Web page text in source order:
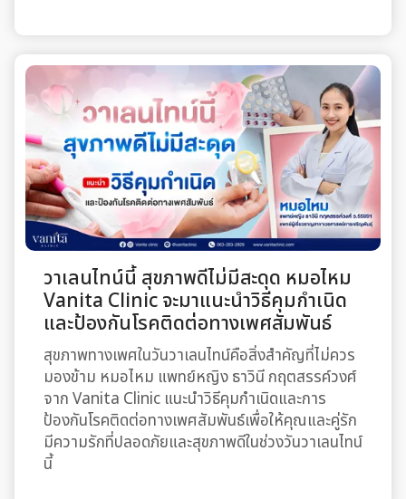
วาเลนไทน์นี้ สุขภาพดีไม่มีสะดุด หมอไหม
Vanita Clinic จะมาแนะนำวิธีคุมกำเนิด
และป้องกันโรคติดต่อทางเพศสัมพันธ์
สุขภาพทางเพศในวันวาเลนไทน์คือสิ่งสำคัญที่ไม่ควร
มองข้าม หมอไหม แพทย์หญิง ธาวินี กฤตสรรค์วงศ์
จาก Vanita Clinic แนะนำวิธีคุมกำเนิดและการ
ป้องกันโรคติดต่อทางเพศสัมพันธ์เพื่อให้คุณและคู่รัก
มีความรักที่ปลอดภัยและสุขภาพดีในช่วงวันวาเลนไทน์
นี้